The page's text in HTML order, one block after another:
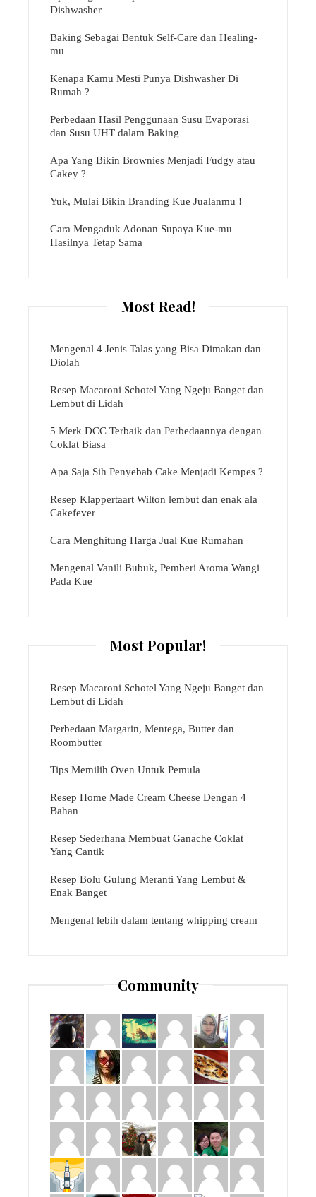
Dishwasher
Baking Sebagai Bentuk Self-Care dan Healing-
mu
Kenapa Kamu Mesti Punya Dishwasher Di
Rumah ?
Perbedaan Hasil Penggunaan Susu Evaporasi
dan Susu UHT dalam Baking
Apa Yang Bikin Brownies Menjadi Fudgy atau
Cakey ?
Yuk, Mulai Bikin Branding Kue Jualanmu !
Cara Mengaduk Adonan Supaya Kue-mu
Hasilnya Tetap Sama
Most Read!
Mengenal 4 Jenis Talas yang Bisa Dimakan dan
Diolah
Resep Macaroni Schotel Yang Ngeju Banget dan
Lembut di Lidah
5 Merk DCC Terbaik dan Perbedaannya dengan
Coklat Biasa
Apa Saja Sih Penyebab Cake Menjadi Kempes ?
Resep Klappertaart Wilton lembut dan enak ala
Cakefever
Cara Menghitung Harga Jual Kue Rumahan
Mengenal Vanili Bubuk, Pemberi Aroma Wangi
Pada Kue
Most Popular!
Resep Macaroni Schotel Yang Ngeju Banget dan
Lembut di Lidah
Perbedaan Margarin, Mentega, Butter dan
Roombutter
Tips Memilih Oven Untuk Pemula
Resep Home Made Cream Cheese Dengan 4
Bahan
Resep Sederhana Membuat Ganache Coklat
Yang Cantik
Resep Bolu Gulung Meranti Yang Lembut &
Enak Banget
Mengenal lebih dalam tentang whipping cream
Community